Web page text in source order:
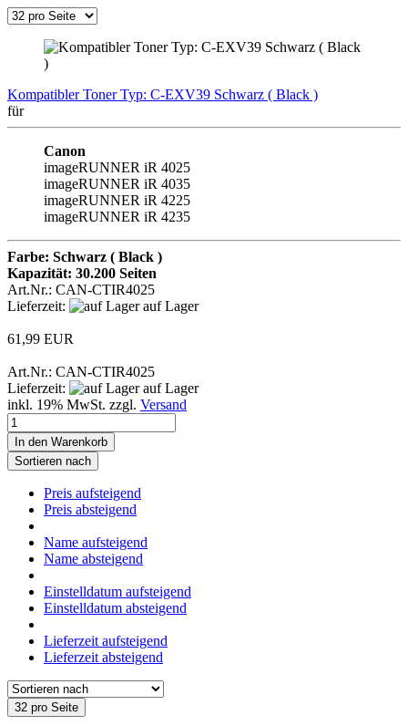
Kompatibler Toner Typ: C-EXV39 Schwarz ( Black )
für
Canon
imageRUNNER iR 4025
imageRUNNER iR 4035
imageRUNNER iR 4225
imageRUNNER iR 4235
Farbe: Schwarz ( Black )
Kapazität: 30.200 Seiten
Art.Nr.: CAN-CTIR4025
Lieferzeit:
auf Lager
61,99 EUR
Art.Nr.: CAN-CTIR4025
Lieferzeit:
auf Lager
inkl. 19% MwSt. zzgl. Versand
In den Warenkorb
Sortieren nach
Preis aufsteigend
Preis absteigend
Name aufsteigend
Name absteigend
Einstelldatum aufsteigend
Einstelldatum absteigend
Lieferzeit aufsteigend
Lieferzeit absteigend
32 pro Seite